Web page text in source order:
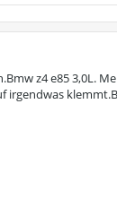
z4 e85 3,0L.